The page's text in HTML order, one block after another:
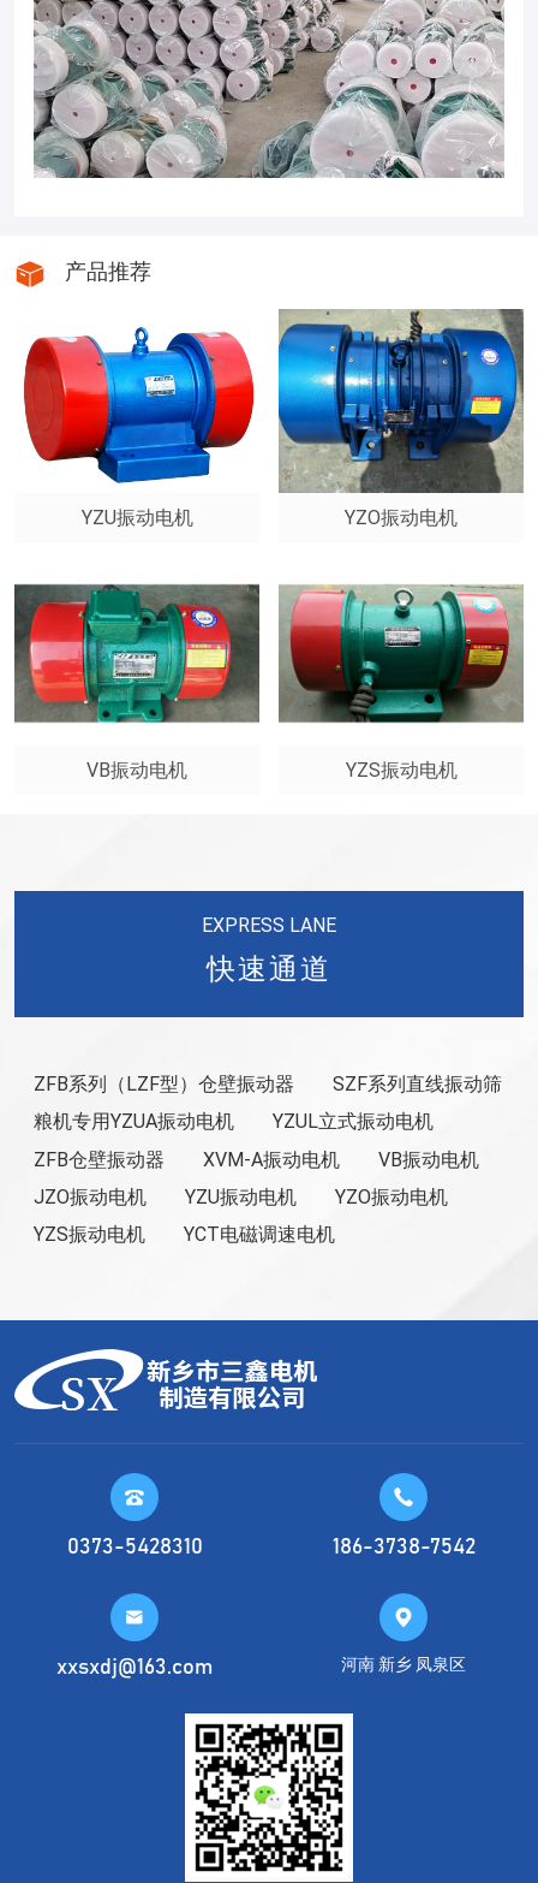
产品推荐
YZU振动电机 YZO振动电机
VB振动电机 YZS振动电机
EXPRESS LANE
快速通道
ZFB系列（LZF型）仓壁振动器
SZF系列直线振动筛
粮机专用YZUA振动电机
YZUL立式振动电机
ZFB仓壁振动器
XVM-A振动电机
VB振动电机
JZO振动电机
YZU振动电机
YZO振动电机
YZS振动电机
YCT电磁调速电机

0373-5428310

186-3738-7542

xxsxdj@163.com

河南 新乡 凤泉区